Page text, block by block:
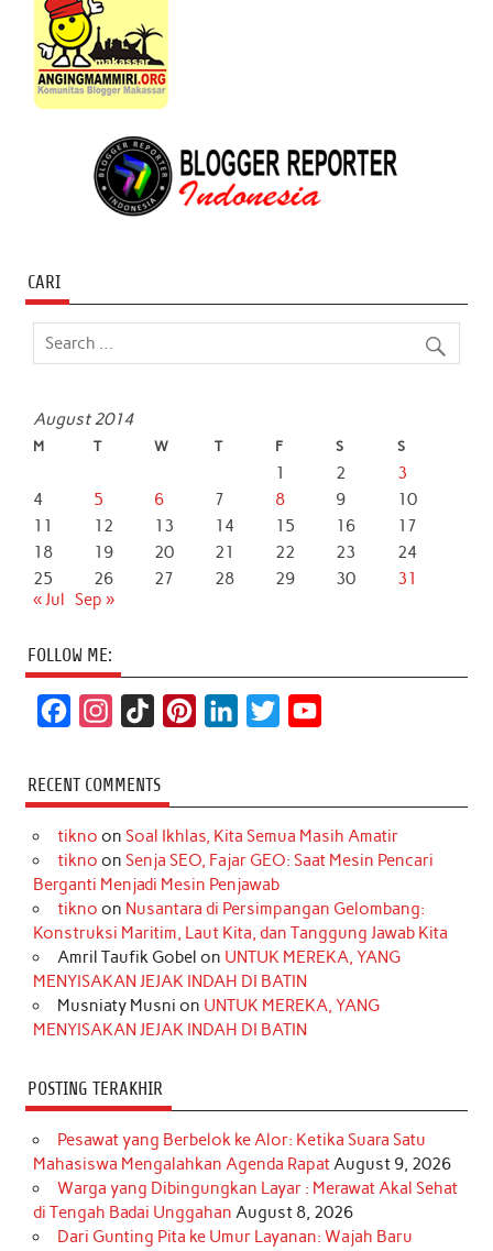
CARI
August 2014
M T W T F S S
1 2
3
4
5 6 7 8 9
10
11
12 13 14 15 16
17
18
19 20 21 22 23
24
25
26 27 28 29 30
31
« Jul Sep »
FOLLOW ME:
c
e
b
o
k
s
t
a
r
a
m
k
T
o
k
t
e
e
s
t
k
e
d
I
n
t
t
r
T
u
e
RECENT COMMENTS
tikno on Soal Ikhlas, Kita Semua Masih Amatir
tikno on Senja SEO, Fajar GEO: Saat Mesin Pencari
Berganti Menjadi Mesin Penjawab
tikno on Nusantara di Persimpangan Gelombang:
Konstruksi Maritim, Laut Kita, dan Tanggung Jawab Kita
Amril Taufik Gobel on UNTUK MEREKA, YANG
MENYISAKAN JEJAK INDAH DI BATIN
Musniaty Musni on UNTUK MEREKA, YANG
MENYISAKAN JEJAK INDAH DI BATIN
POSTING TERAKHIR
Pesawat yang Berbelok ke Alor: Ketika Suara Satu
Mahasiswa Mengalahkan Agenda RapatAugust 9, 2026
Warga yang Dibingungkan Layar : Merawat Akal Sehat
di Tengah Badai Unggahan August 8, 2026
Dari Gunting Pita ke Umur Layanan: Wajah Baru